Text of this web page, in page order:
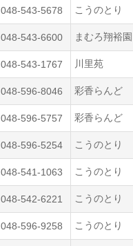
048-543-5678 こうのとり
048-543-6600 まむろ翔裕園
048-543-1767 川里苑
048-596-8046 彩香らんど
048-596-5757 彩香らんど
048-596-5254 こうのとり
048-541-1063 こうのとり
048-542-6221 こうのとり
048-596-9258 こうのとり